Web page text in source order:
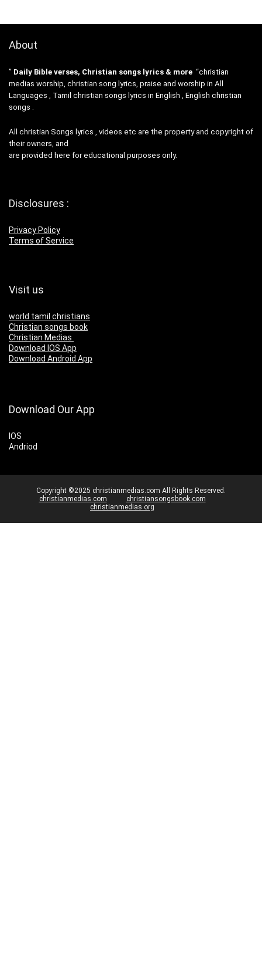
About
” Daily Bible verses, Christian songs lyrics & more “christian
medias worship, christian song lyrics, praise and worship in All
Languages , Tamil christian songs lyrics in English , English christian
songs .
All christian Songs lyrics , videos etc are the property and copyright of
their owners, and
are provided here for educational purposes only.
Disclosures :
Privacy Policy
Terms of Service
Visit us
world tamil christians
Christian songs book
Christian Medias
Download IOS App
Download Android App
Download Our App
IOS
Andriod
Copyright ©2025 christianmedias.com All Rights Reserved.
christianmedias.com
christiansongsbook.com
christianmedias.org